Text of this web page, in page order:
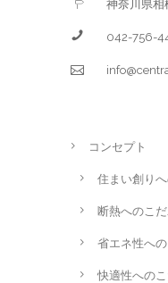
神奈川県相
042-756-
コンセプト
住まい創り
断熱へのこだ
省エネ性へ
快適性へのこ